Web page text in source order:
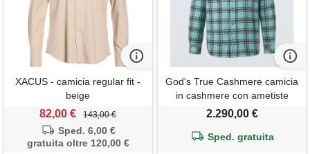
XACUS - camicia regular fit -
beige
82,00 € 143,00 €
Sped. 6,00 €
gratuita oltre 120,00 €
God's True Cashmere camicia
in cashmere con ametiste
2.290,00 €
Sped. gratuita